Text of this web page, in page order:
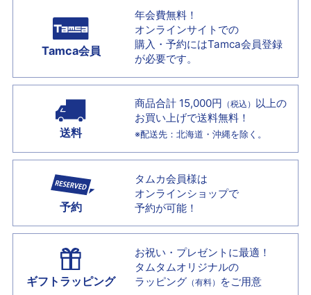
Tamca会員
年会費無料！
オンラインサイトでの
購入・予約にはTamca会員登録
が必要です。
送料
商品合計 15,000円 （税込） 以上の
お買い上げで送料無料！
※配送先：北海道・沖縄を除く。
予約
タムカ会員様は
オンラインショップで
予約が可能！
ギフトラッピング
お祝い・プレゼントに最適！
タムタムオリジナルの
ラッピング （有料） をご用意